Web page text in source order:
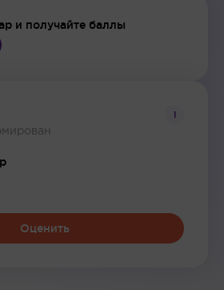
и получайте баллы
i
Оценить